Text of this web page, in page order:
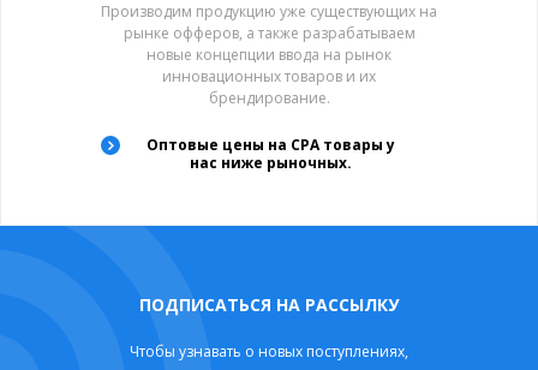
Производим продукцию уже существующих на
рынке офферов, а также разрабатываем
новые концепции ввода на рынок
инновационных товаров и их
брендирование.
Оптовые цены на CPA товары у
нас ниже рыночных.
ПОДПИСАТЬСЯ НА РАССЫЛКУ
Чтобы узнавать о новых поступлениях,